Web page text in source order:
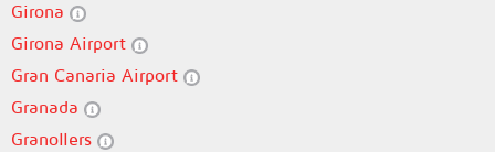
Girona
Girona Airport
Gran Canaria Airport
Granada
Granollers